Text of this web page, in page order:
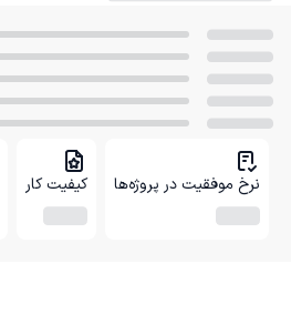
نرخ موفقیت در پروژه‌ها کیفیت کار